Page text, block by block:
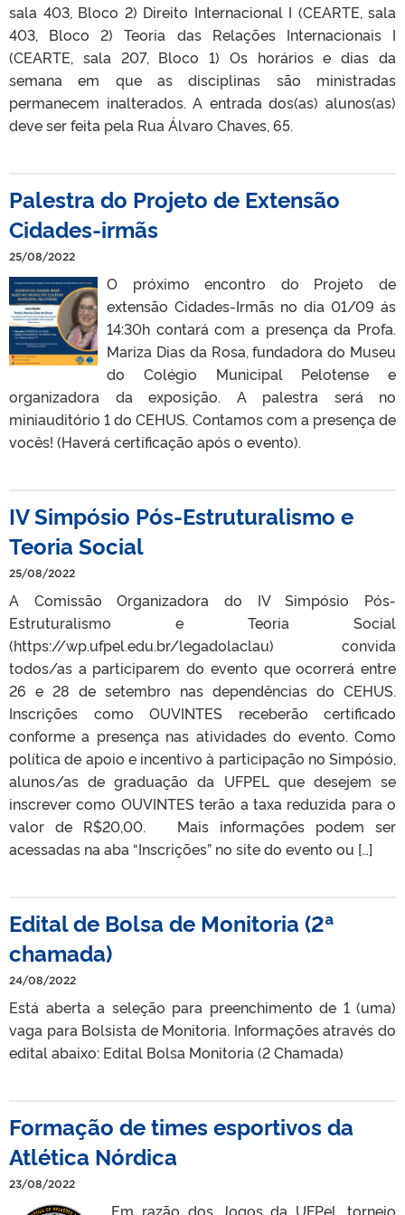
sala 403, Bloco 2) Direito Internacional I (CEARTE, sala
403, Bloco 2) Teoria das Relações Internacionais I
(CEARTE, sala 207, Bloco 1) Os horários e dias da
semana em que as disciplinas são ministradas
permanecem inalterados. A entrada dos(as) alunos(as)
deve ser feita pela Rua Álvaro Chaves, 65.
Palestra do Projeto de Extensão
Cidades-irmãs
25/08/2022
O próximo encontro do Projeto de
extensão Cidades-Irmãs no dia 01/09 ás
14:30h contará com a presença da Profa.
Mariza Dias da Rosa, fundadora do Museu
do Colégio Municipal Pelotense e
organizadora da exposição. A palestra será no
miniauditório 1 do CEHUS. Contamos com a presença de
vocês! (Haverá certificação após o evento).
IV Simpósio Pós-Estruturalismo e
Teoria Social
25/08/2022
A Comissão Organizadora do IV Simpósio Pós-
Estruturalismo e Teoria Social
(https://wp.ufpel.edu.br/legadolaclau) convida
todos/as a participarem do evento que ocorrerá entre
26 e 28 de setembro nas dependências do CEHUS.
Inscrições como OUVINTES receberão certificado
conforme a presença nas atividades do evento. Como
política de apoio e incentivo à participação no Simpósio,
alunos/as de graduação da UFPEL que desejem se
inscrever como OUVINTES terão a taxa reduzida para o
valor de R$20,00. Mais informações podem ser
acessadas na aba “Inscrições” no site do evento ou […]
Edital de Bolsa de Monitoria (2ª
chamada)
24/08/2022
Está aberta a seleção para preenchimento de 1 (uma)
vaga para Bolsista de Monitoria. Informações através do
edital abaixo: Edital Bolsa Monitoria (2 Chamada)
Formação de times esportivos da
Atlética Nórdica
23/08/2022
Em razão dos Jogos da UFPel, torneio